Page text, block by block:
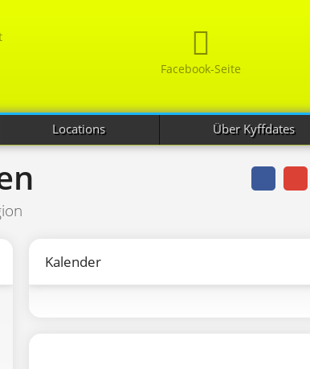
Facebook-Seite
Locations Über Kyffdates
Kalender